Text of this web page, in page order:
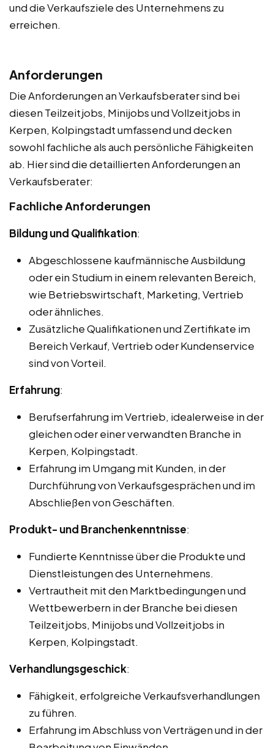
und die Verkaufsziele des Unternehmens zu
erreichen.
Anforderungen
Die Anforderungen an Verkaufsberater sind bei
diesen Teilzeitjobs, Minijobs und Vollzeitjobs in
Kerpen, Kolpingstadt umfassend und decken
sowohl fachliche als auch persönliche Fähigkeiten
ab. Hier sind die detaillierten Anforderungen an
Verkaufsberater:
Fachliche Anforderungen
Bildung und Qualifikation:
Abgeschlossene kaufmännische Ausbildung
oder ein Studium in einem relevanten Bereich,
wie Betriebswirtschaft, Marketing, Vertrieb
oder ähnliches.
Zusätzliche Qualifikationen und Zertifikate im
Bereich Verkauf, Vertrieb oder Kundenservice
sind von Vorteil.
Erfahrung:
Berufserfahrung im Vertrieb, idealerweise in der
gleichen oder einer verwandten Branche in
Kerpen, Kolpingstadt.
Erfahrung im Umgang mit Kunden, in der
Durchführung von Verkaufsgesprächen und im
Abschließen von Geschäften.
Produkt- und Branchenkenntnisse:
Fundierte Kenntnisse über die Produkte und
Dienstleistungen des Unternehmens.
Vertrautheit mit den Marktbedingungen und
Wettbewerbern in der Branche bei diesen
Teilzeitjobs, Minijobs und Vollzeitjobs in
Kerpen, Kolpingstadt.
Verhandlungsgeschick:
Fähigkeit, erfolgreiche Verkaufsverhandlungen
zu führen.
Erfahrung im Abschluss von Verträgen und in der